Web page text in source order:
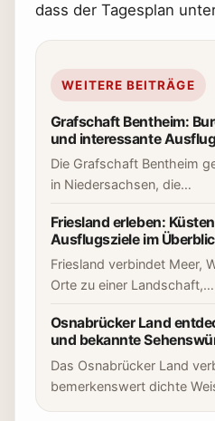
dass der Tagesplan
WEITERE BEITRÄGE
Grafschaft Bentheim:
und interessante
Die Grafschaft Bentheim
in Niedersachsen, die…
Friesland erleben:
Ausflugsziele im
Friesland verbindet Meer,
Orte zu einer Landschaft,…
Osnabrücker Land
und bekannte
Das Osnabrücker Land
bemerkenswert dichte